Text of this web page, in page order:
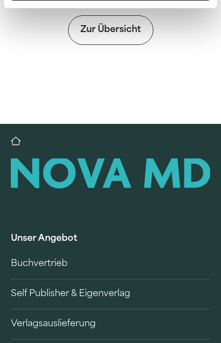
Zur Übersicht
Unser Angebot
Buchvertrieb
Self Publisher & Eigenverlag
Verlagsauslieferung